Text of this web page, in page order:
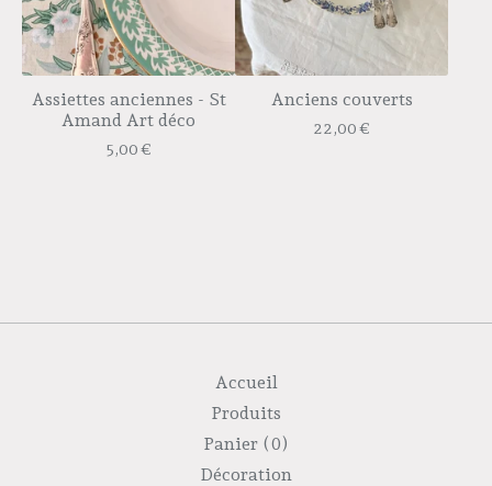
Assiettes anciennes - St
Amand Art déco
5,00€
Anciens couverts
22,00€
Accueil
Produits
Panier (0)
Décoration